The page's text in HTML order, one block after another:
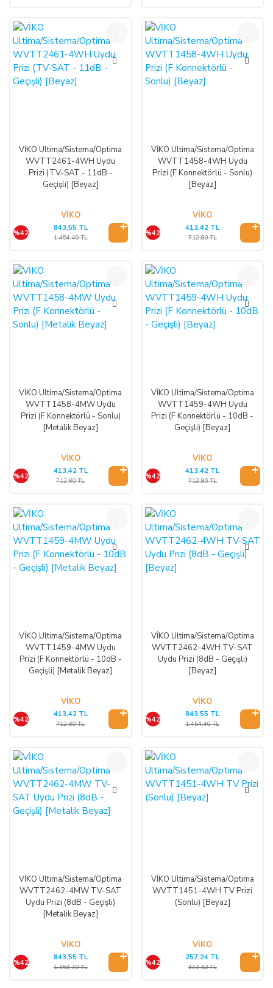
%42
VİKO Ultima/Sistema/Optima
WVTT2461-4WH Uydu
Prizi (TV-SAT - 11dB -
Geçişli) [Beyaz]
VİKO
%42
843,55 TL
1.454,40 TL
%42
VİKO Ultima/Sistema/Optima
WVTT1458-4WH Uydu
Prizi (F Konnektörlü - Sonlu)
[Beyaz]
VİKO
%42
413,42 TL
712,80 TL
%42
VİKO Ultima/Sistema/Optima
WVTT1458-4MW Uydu
Prizi (F Konnektörlü - Sonlu)
[Metalik Beyaz]
VİKO
%42
413,42 TL
712,80 TL
%42
VİKO Ultima/Sistema/Optima
WVTT1459-4WH Uydu
Prizi (F Konnektörlü - 10dB -
Geçişli) [Beyaz]
VİKO
%42
413,42 TL
712,80 TL
%42
VİKO Ultima/Sistema/Optima
WVTT1459-4MW Uydu
Prizi (F Konnektörlü - 10dB -
Geçişli) [Metalik Beyaz]
VİKO
%42
413,42 TL
712,80 TL
%42
VİKO Ultima/Sistema/Optima
WVTT2462-4WH TV-SAT
Uydu Prizi (8dB - Geçişli)
[Beyaz]
VİKO
%42
843,55 TL
1.454,40 TL
%42
VİKO Ultima/Sistema/Optima
WVTT2462-4MW TV-SAT
Uydu Prizi (8dB - Geçişli)
[Metalik Beyaz]
VİKO
%42
843,55 TL
1.454,40 TL
%42
VİKO Ultima/Sistema/Optima
WVTT1451-4WH TV Prizi
(Sonlu) [Beyaz]
VİKO
%42
257,24 TL
443,52 TL